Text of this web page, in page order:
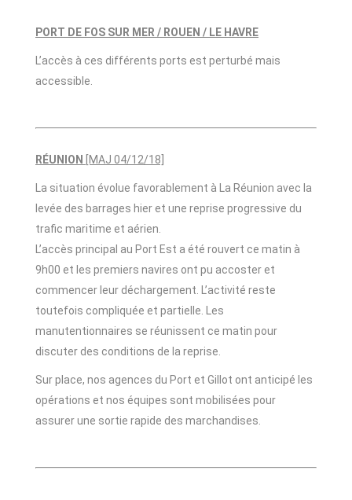
PORT DE FOS SUR MER / ROUEN / LE HAVRE
L’accès à ces différents ports est perturbé mais
accessible.
RÉUNION [MAJ 04/12/18]
La situation évolue favorablement à La Réunion avec la
levée des barrages hier et une reprise progressive du
trafic maritime et aérien.
L’accès principal au Port Est a été rouvert ce matin à
9h00 et les premiers navires ont pu accoster et
commencer leur déchargement. L’activité reste
toutefois compliquée et partielle. Les
manutentionnaires se réunissent ce matin pour
discuter des conditions de la reprise.
Sur place, nos agences du Port et Gillot ont anticipé les
opérations et nos équipes sont mobilisées pour
assurer une sortie rapide des marchandises.